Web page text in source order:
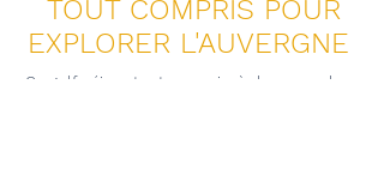
TOUT COMPRIS POUR
EXPLORER L'AUVERGNE
Ce golf séjour tout compris, à deux pas de